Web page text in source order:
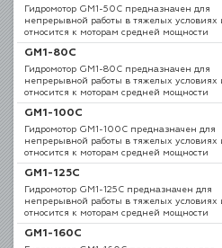
Гидромотор GM1-50C предназначен для
непрерывной работы в тяжелых условиях
относится к моторам средней мощности
GM1-80C
Гидромотор GM1-80C предназначен для
непрерывной работы в тяжелых условиях
относится к моторам средней мощности
GM1-100C
Гидромотор GM1-100C предназначен для
непрерывной работы в тяжелых условиях
относится к моторам средней мощности
GM1-125C
Гидромотор GM1-125C предназначен для
непрерывной работы в тяжелых условиях
относится к моторам средней мощности
GM1-160C